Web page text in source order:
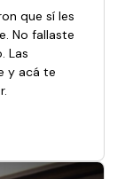
que sí les
No fallaste
Las
y acá te